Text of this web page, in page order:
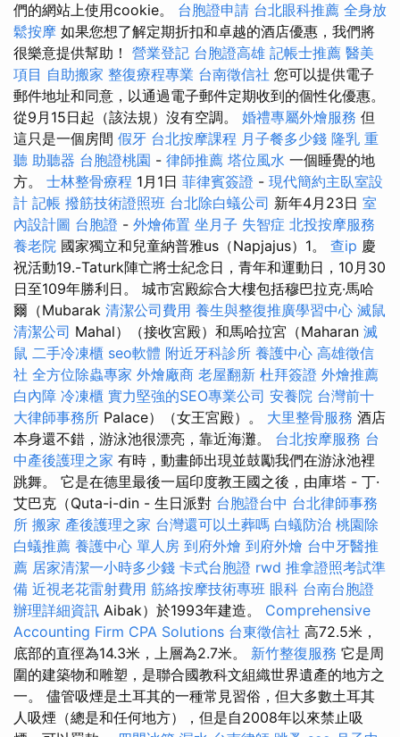
們的網站上使用cookie。 台胞證申請 台北眼科推薦 全身放
鬆按摩 如果您想了解定期折扣和卓越的酒店優惠，我們將
很樂意提供幫助！ 營業登記 台胞證高雄 記帳士推薦 醫美
項目 自助搬家 整復療程專業 台南徵信社 您可以提供電子
郵件地址和同意，以通過電子郵件定期收到的個性化優惠。
從9月15日起（該法規）沒有空調。 婚禮專屬外燴服務 但
這只是一個房間 假牙 台北按摩課程 月子餐多少錢 隆乳 重
聽 助聽器 台胞證桃園 - 律師推薦 塔位風水 一個睡覺的地
方。 士林整骨療程 1月1日 菲律賓簽證 - 現代簡約主臥室設
計 記帳 撥筋技術證照班 台北除白蟻公司 新年4月23日 室
內設計圖 台胞證 - 外燴佈置 坐月子 失智症 北投按摩服務
養老院 國家獨立和兒童納普雅us（Napjajus）1。 查ip 慶
祝活動19.-Taturk陣亡將士紀念日，青年和運動日，10月30
日至109年勝利日。 城市宮殿綜合大樓包括穆巴拉克·馬哈
爾（Mubarak 清潔公司費用 養生與整復推廣學習中心 滅鼠
清潔公司 Mahal）（接收宮殿）和馬哈拉宮（Maharan 滅
鼠 二手冷凍櫃 seo軟體 附近牙科診所 養護中心 高雄徵信
社 全方位除蟲專家 外燴廠商 老屋翻新 杜拜簽證 外燴推薦
白內障 冷凍櫃 實力堅強的SEO專業公司 安養院 台灣前十
大律師事務所 Palace）（女王宮殿）。 大里整骨服務 酒店
本身還不錯，游泳池很漂亮，靠近海灘。 台北按摩服務 台
中產後護理之家 有時，動畫師出現並鼓勵我們在游泳池裡
跳舞。 它是在德里最後一屆印度教王國之後，由庫塔 - 丁·
艾巴克（Quta-i-din - 生日派對 台胞證台中 台北律師事務
所 搬家 產後護理之家 台灣還可以土葬嗎 白蟻防治 桃園除
白蟻推薦 養護中心 單人房 到府外燴 到府外燴 台中牙醫推
薦 居家清潔一小時多少錢 卡式台胞證 rwd 推拿證照考試準
備 近視老花雷射費用 筋絡按摩技術專班 眼科 台南台胞證
辦理詳細資訊 Aibak）於1993年建造。 Comprehensive
Accounting Firm CPA Solutions 台東徵信社 高72.5米，
底部的直徑為14.3米，上層為2.7米。 新竹整復服務 它是周
圍的建築物和雕塑，是聯合國教科文組織世界遺產的地方之
一。 儘管吸煙是土耳其的一種常見習俗，但大多數土耳其
人吸煙（總是和任何地方），但是自2008年以來禁止吸